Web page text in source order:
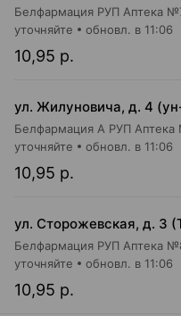
Белфармация РУП Аптека
10,95 р.
уточняйте обновл. в 11:06
Белфармация А РУП
10,95 р.
уточняйте обновл. в 11:06
ул. Сторожевская, д. 3
Белфармация РУП Аптека
10,95 р.
уточняйте обновл. в 11:06